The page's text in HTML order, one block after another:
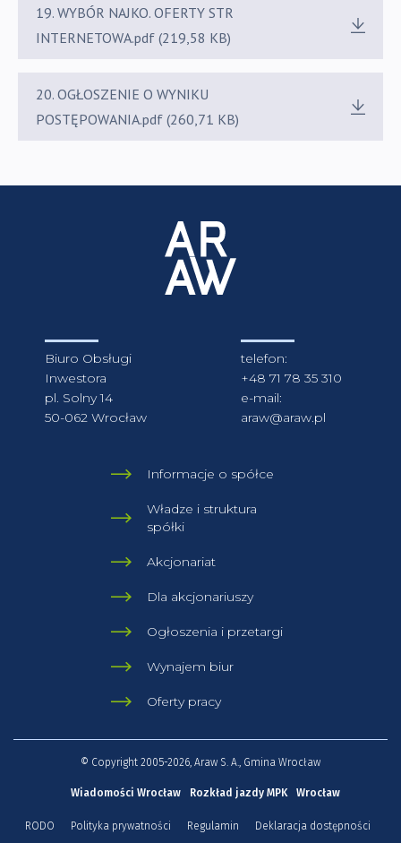
19. WYBÓR NAJKO. OFERTY STR
INTERNETOWA.pdf (219,58 KB)
20. OGŁOSZENIE O WYNIKU
POSTĘPOWANIA.pdf (260,71 KB)
Biuro Obsługi
Inwestora
pl. Solny 14
50-062 Wrocław
telefon:
+48 71 78 35 310
e-mail:
araw@araw.pl
Informacje o spółce
Władze i struktura
spółki
Akcjonariat
Dla akcjonariuszy
Ogłoszenia i przetargi
Wynajem biur
Oferty pracy
© Copyright 2005-2026, Araw S. A., Gmina Wrocław
Wiadomości Wrocław Rozkład jazdy MPK Wrocław
RODO Polityka prywatności Regulamin Deklaracja dostępności